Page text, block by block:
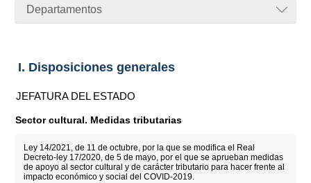
Departamentos
I. Disposiciones generales
JEFATURA DEL ESTADO
Sector cultural. Medidas tributarias
Ley 14/2021, de 11 de octubre, por la que se modifica el Real
Decreto-ley 17/2020, de 5 de mayo, por el que se aprueban medidas
de apoyo al sector cultural y de carácter tributario para hacer frente al
impacto económico y social del COVID-2019.